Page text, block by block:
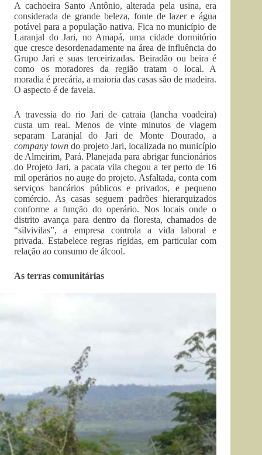
A cachoeira Santo Antônio, alterada pela usina, era
considerada de grande beleza, fonte de lazer e água
potável para a população nativa. Fica no município de
Laranjal do Jari, no Amapá, uma cidade dormitório
que cresce desordenadamente na área de influência do
Grupo Jari e suas terceirizadas. Beiradão ou beira é
como os moradores da região tratam o local. A
moradia é precária, a maioria das casas são de madeira.
O aspecto é de favela.
A travessia do rio Jari de catraia (lancha voadeira)
custa um real. Menos de vinte minutos de viagem
separam Laranjal do Jari de Monte Dourado, a
company town do projeto Jari, localizada no município
de Almeirim, Pará. Planejada para abrigar funcionários
do Projeto Jari, a pacata vila chegou a ter perto de 16
mil operários no auge do projeto. Asfaltada, conta com
serviços bancários públicos e privados, e pequeno
comércio. As casas seguem padrões hierarquizados
conforme a função do operário. Nos locais onde o
distrito avança para dentro da floresta, chamados de
“silvivilas”, a empresa controla a vida laboral e
privada. Estabelece regras rígidas, em particular com
relação ao consumo de álcool.
As terras comunitárias